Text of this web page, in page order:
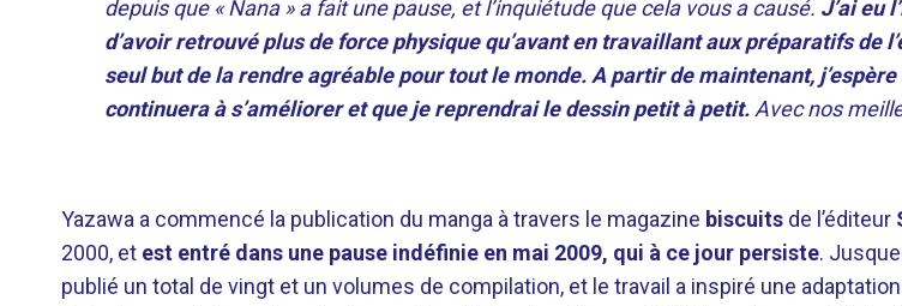
depuis que « Nana » a fait une pause, et l’inquiétude que cela vous a causé. J’ai eu
d’avoir retrouvé plus de force physique qu’avant en travaillant aux préparatifs de
seul but de la rendre agréable pour tout le monde. A partir de maintenant,
continuera à s’améliorer et que je reprendrai le dessin petit à petit. Avec nos
Yazawa a commencé la publication du manga à travers le magazine biscuits de l’éditeur
2000, et est entré dans une pause indéfinie en mai 2009, qui à ce jour persiste.
publié un total de vingt et un volumes de compilation, et le travail a inspiré une